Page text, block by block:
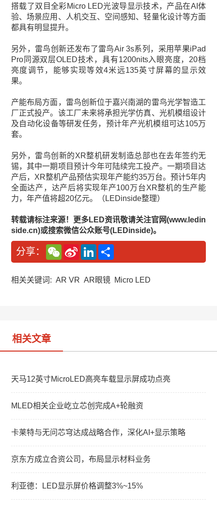
搭载了双目全彩Micro LED光波导显示技术，产品在AI体
验、场景应用、人机交互、空间感知、轻量化设计等方面
都具有明显提升。
另外，雷鸟创新还发布了雷鸟Air 3s系列，采用苹果iPad
Pro同源双层OLED技术，具有1200nits入眼亮度，20档
亮度调节，能够实现等效4米远135英寸屏幕的显示效
果。
产能布局方面，雷鸟创新位于嘉兴南湖的雷鸟光学智造工
厂正式投产。该工厂未来将承担光学仿真、光机模组设计
及自动化设备等研发任务，预计年产光机模组可达105万
套。
另外，雷鸟创新的XR整机研发制造总部也在去年签约无
锡，其中一期项目预计今年可陆续完工投产。一期项目达
产后，XR整机产品预估实现年产能约35万台。预计5年内
全面达产，达产后将实现年产100万台XR整机的生产能
力，年产值将超20亿元。（LEDinside整理）
转载请标注来源！更多LED资讯敬请关注官网(www.ledin
side.cn)或搜索微信公众账号(LEDinside)。
分享：
W
e
C
a
S
n
W
L
n
e
相关关键词: AR VR AR眼镜 Micro LED
相关文章
天马12英寸MicroLED高亮车载显示屏成功点亮
MLED相关企业屹立芯创完成A+轮融资
卡莱特与无问芯穹达成战略合作，深化AI+显示策略
京东方成立合资公司，布局显示材料业务
利亚德：LED显示屏价格调整3%~15%